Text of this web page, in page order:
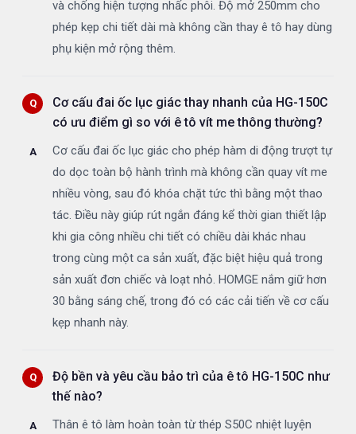
và chống hiện tượng nhấc phôi. Độ mở 250mm cho
phép kẹp chi tiết dài mà không cần thay ê tô hay dùng
phụ kiện mở rộng thêm.
Cơ cấu đai ốc lục giác thay nhanh của HG-150C
có ưu điểm gì so với ê tô vít me thông thường?
Cơ cấu đai ốc lục giác cho phép hàm di động trượt tự
do dọc toàn bộ hành trình mà không cần quay vít me
nhiều vòng, sau đó khóa chặt tức thì bằng một thao
tác. Điều này giúp rút ngắn đáng kể thời gian thiết lập
khi gia công nhiều chi tiết có chiều dài khác nhau
trong cùng một ca sản xuất, đặc biệt hiệu quả trong
sản xuất đơn chiếc và loạt nhỏ. HOMGE nắm giữ hơn
30 bằng sáng chế, trong đó có các cải tiến về cơ cấu
kẹp nhanh này.
Độ bền và yêu cầu bảo trì của ê tô HG-150C như
thế nào?
Thân ê tô làm hoàn toàn từ thép S50C nhiệt luyện